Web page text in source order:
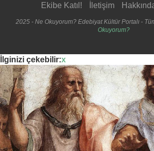
Ekibe Katıl! İletişim
2025 - Ne Okuyorum? Edebiyat Kültür Portalı -
Okuyorum?
İlginizi çekebilir:x